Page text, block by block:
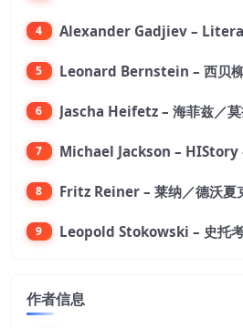
4
5
6
7
8
9
作者信息